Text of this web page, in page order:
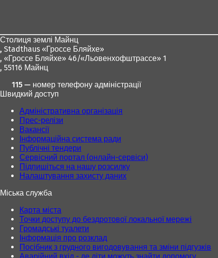
в
к
д
і
)
о
й
)
Столиця землі Майнц
, Stadthaus «Гроссе Бляйхе»
, «Гроссе Бляйхе» 46/«Льовенхофштрассе» 1
, 55116 Майнц
115 — номер телефону адміністрації
Швидкий доступ
Адміністративна організація
Прес-релізи
Вакансії
Інформаційна система ради
Публічні тендери
Сервісний портал (онлайн-сервіси)
Підпишіться на нашу розсилку
Налаштування захисту даних
Міська служба
Карта міста
Точки доступу до бездротової локальної мережі
Громадські туалети
Інформація про розклад
Посібник з грудного вигодовування та зміни підгузків